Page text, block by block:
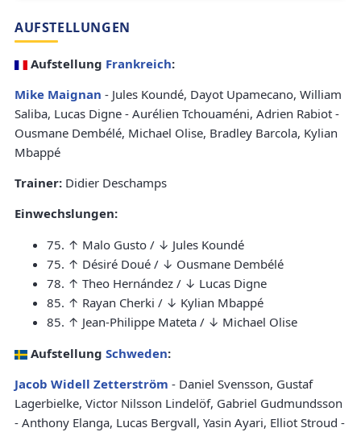
AUFSTELLUNGEN
Aufstellung Frankreich:
Mike Maignan - Jules Koundé, Dayot Upamecano, William
Saliba, Lucas Digne - Aurélien Tchouaméni, Adrien Rabiot -
Ousmane Dembélé, Michael Olise, Bradley Barcola, Kylian
Mbappé
Trainer: Didier Deschamps
Einwechslungen:
75. ↑ Malo Gusto / ↓ Jules Koundé
75. ↑ Désiré Doué / ↓ Ousmane Dembélé
78. ↑ Theo Hernández / ↓ Lucas Digne
85. ↑ Rayan Cherki / ↓ Kylian Mbappé
85. ↑ Jean-Philippe Mateta / ↓ Michael Olise
Aufstellung Schweden:
Jacob Widell Zetterström - Daniel Svensson, Gustaf
Lagerbielke, Victor Nilsson Lindelöf, Gabriel Gudmundsson
- Anthony Elanga, Lucas Bergvall, Yasin Ayari, Elliot Stroud -